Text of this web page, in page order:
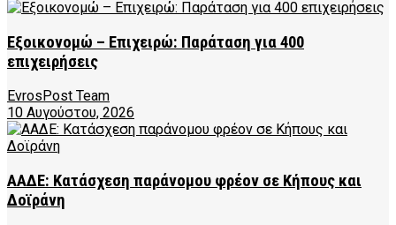
Εξοικονομώ – Επιχειρώ: Παράταση για 400
επιχειρήσεις
EvrosPost Team
10 Αυγούστου, 2026
ΑΑΔΕ: Κατάσχεση παράνομου φρέον σε Κήπους και
Δοϊράνη